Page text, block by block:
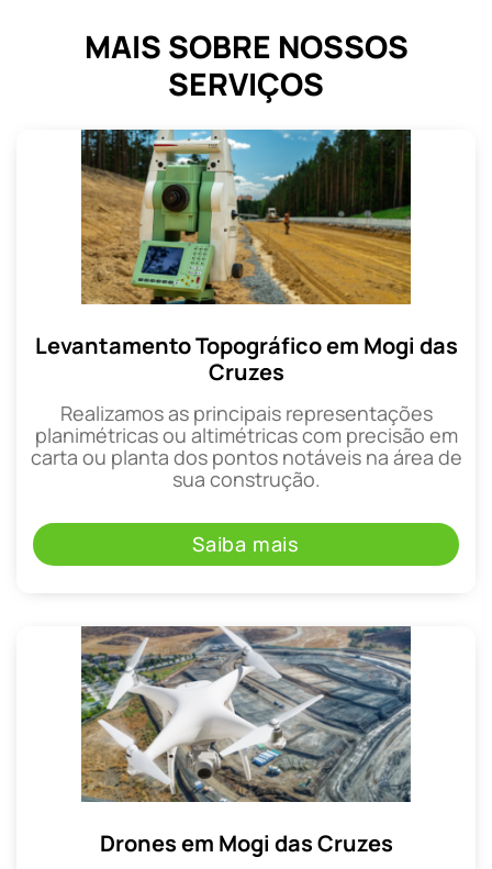
MAIS SOBRE NOSSOS
SERVIÇOS
Levantamento Topográfico em Mogi das
Cruzes
Realizamos as principais representações
planimétricas ou altimétricas com precisão em
carta ou planta dos pontos notáveis na área de
sua construção.
Saiba mais
Drones em Mogi das Cruzes